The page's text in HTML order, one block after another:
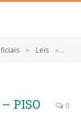
» Leis »
PISO
0